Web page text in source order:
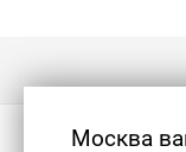
Москва